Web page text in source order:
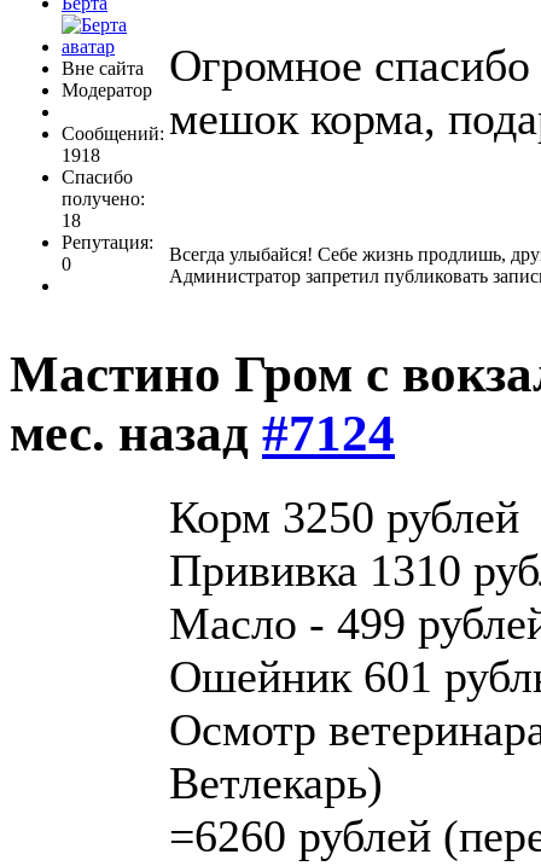
Вне сайта
Модератор
Сообщений:
1918
Спасибо
получено:
18
Репутация:
0
Огромное спасибо
мешок корма,
Всегда улыбайся! Себе жизнь продлишь,
Администратор запретил публиковать
Мастино Гром с
мес. назад #7124
Корм 3250 рублей
Прививка 1310
Масло - 499
Ошейник 601
Осмотр
Ветлекарь)
=6260 рублей